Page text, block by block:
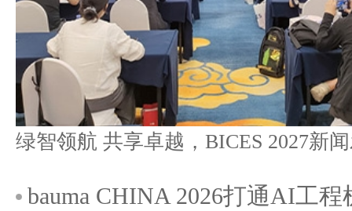
bauma CHINA 2026打通AI工